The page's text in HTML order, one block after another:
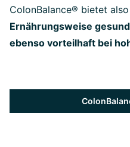
ColonBalance® bietet also
Ernährungsweise
ebenso vorteilhaft bei